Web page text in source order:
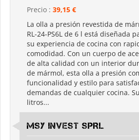
Precio : 39,15 €
La olla a presión revestida de
RL-24-PS6L de 6 l está diseñada
su experiencia de cocina con
comodidad. Con un cuerpo de
de alta calidad con un interior
de mármol, esta olla a presión
funcionalidad y estilo para
demandas de cualquier cocina.
litros...
MSY INVEST SPRL